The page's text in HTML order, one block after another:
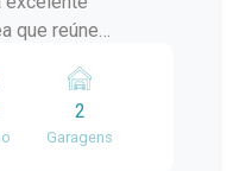
que reúne
em uma das praias
O imóvel
1 suíte, além de
2
Garagens